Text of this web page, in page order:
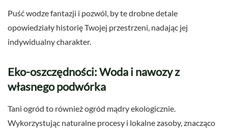
Puść wodze fantazji i pozwól, by te drobne detale
opowiedziały historię Twojej przestrzeni, nadając jej
indywidualny charakter.
Eko-oszczędności: Woda i nawozy z
własnego podwórka
Tani ogród to również ogród mądry ekologicznie.
Wykorzystując naturalne procesy i lokalne zasoby, znacząco